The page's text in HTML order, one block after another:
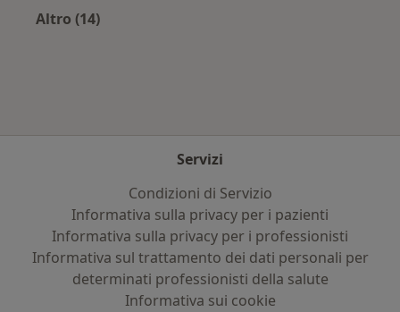
Altro (14)
Servizi
Condizioni di Servizio
Informativa sulla privacy per i pazienti
Informativa sulla privacy per i professionisti
Informativa sul trattamento dei dati personali per
determinati professionisti della salute
Informativa sui cookie